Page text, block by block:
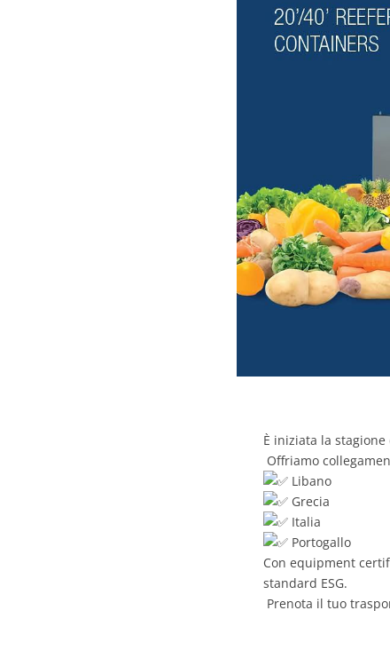
È iniziata la
Offriamo
Libano
Grecia
Italia
Portogallo
Con equipment
standard ESG.
Prenota il tuo